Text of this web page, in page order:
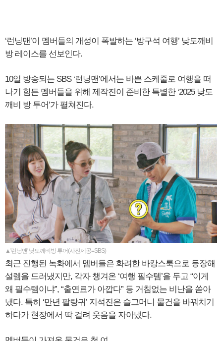
‘런닝맨’이 멤버들의 개성이 폭발하는 ‘방구석 여행’ 낮도깨비
방 레이스를 선보인다.
10일 방송되는 SBS ‘런닝맨’에서는 바쁜 스케줄로 여행을 떠
나기 힘든 멤버들을 위해 제작진이 준비한 특별한 ‘2025 낮도
깨비 방 투어’가 펼쳐진다.
▲'런닝맨' 낮도깨비방 투어(사진제공=SBS)
최근 진행된 녹화에서 멤버들은 화려한 바캉스룩으로 등장해
설렘을 드러냈지만, 각자 챙겨온 ‘여행 필수템’을 두고 “이게
왜 필수템이냐”, “출연료가 아깝다” 등 거침없는 비난을 쏟아
냈다. 특히 ‘만년 팔랑귀’ 지석진은 슬그머니 물건을 바꿔치기
하다가 현장에서 딱 걸려 웃음을 자아냈다.